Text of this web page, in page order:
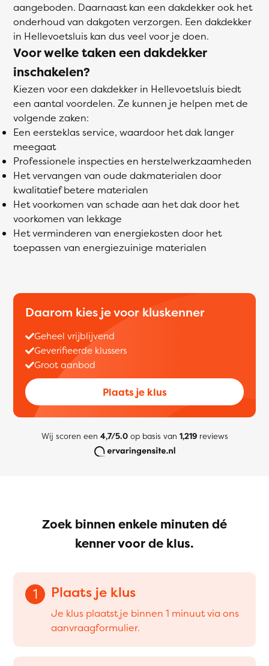
aangeboden. Daarnaast kan een dakdekker ook het
onderhoud van dakgoten verzorgen. Een dakdekker
in Hellevoetsluis kan dus veel voor je doen.
Voor welke taken een dakdekker
inschakelen?
Kiezen voor een dakdekker in Hellevoetsluis biedt
een aantal voordelen. Ze kunnen je helpen met de
volgende zaken:
Een eersteklas service, waardoor het dak langer
meegaat
Professionele inspecties en herstelwerkzaamheden
Het vervangen van oude dakmaterialen door
kwalitatief betere materialen
Het voorkomen van schade aan het dak door het
voorkomen van lekkage
Het verminderen van energiekosten door het
toepassen van energiezuinige materialen
Daarom kies je voor kluskenner
Geheel vrijblijvend
Geverifieerde klussers
Groot aanbod
Plaats je klus
Wij scoren een 4,7/5.0op basis van 1,219reviews
Zoek binnen enkele minuten dé
kenner voor de klus.
1 Plaats je klus
Je klus plaatst je binnen 1 minuut via ons
aanvraagformulier.